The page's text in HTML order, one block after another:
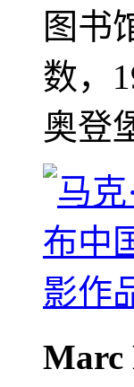
图书
数，
奥登
Marc